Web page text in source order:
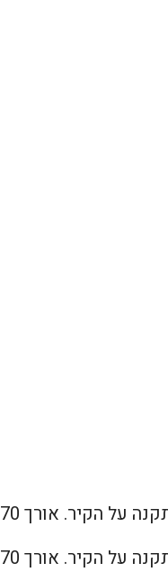
הקיר. אורך 70 ס”מ
הקיר. אורך 70 ס”מ